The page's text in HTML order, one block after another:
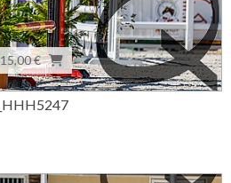
15,00 €
_HHH5247